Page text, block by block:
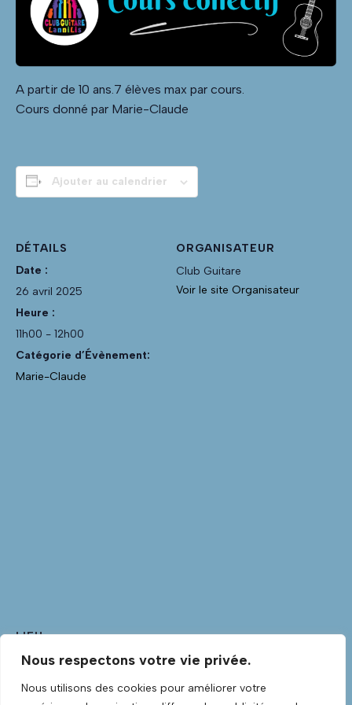
Nous respectons votre vie privée.
Nous utilisons des cookies pour améliorer votre
A partir de 10 ans.7 élèves max par cours.
Cours donné par Marie-Claude
Ajouter au calendrier
DÉTAILS
Date :
26 avril 2025
Heure :
11h00 - 12h00
Catégorie d’Évènement:
Marie-Claude
ORGANISATEUR
Club Guitare
Voir le site Organisateur
LIEU
Club Guitare